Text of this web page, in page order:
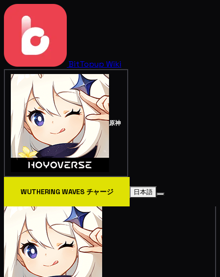
BitTopup Wiki
原神
WUTHERING WAVES チャージ 日本語